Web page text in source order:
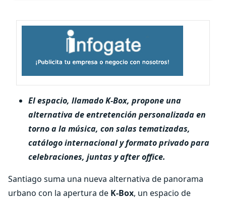
El espacio, llamado K-Box, propone una
alternativa de entretención personalizada en
torno a la música, con salas tematizadas,
catálogo internacional y formato privado para
celebraciones, juntas y after office.
Santiago suma una nueva alternativa de panorama
urbano con la apertura de K-Box, un espacio de